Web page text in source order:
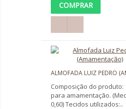
ALMOFADA LUIZ PEDRO
Composição do produto:
para amamentação.
0,60) Tecidos utilizados:..